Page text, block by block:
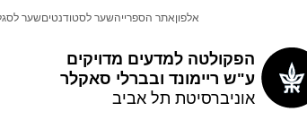
הפקולטה למדעים מדויקים
ע"ש ריימונד ובברלי סאקלר
אוניברסיטת תל אביב
אלפוןאתר הספרייהשער לסטודנטיםשער